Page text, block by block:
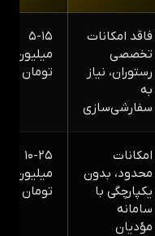
فاقد امکانات
تخصصی
رستوران، نیاز
به
سفارشی‌سازی
۵-۱۵
میلیون
تومان
امکانات
محدود، بدون
یکپارچگی با
سامانه
مؤدیان
۱۰-۲۵
میلیون
تومان